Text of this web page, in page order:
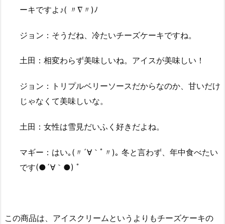
ーキですよ♪( 〃∇〃)ﾉ
ジョン：そうだね、冷たいチーズケーキですね。
土田：相変わらず美味しいね。アイスが美味しい！
ジョン：トリプルベリーソースだからなのか、甘いだけ
じゃなくて美味しいな。
土田：女性は雪見だいふく好きだよね。
マギー：はい｡(〃´∀｀ﾟ〃)｡ 冬と言わず、年中食べたい
です(●´∀｀●) ﾟ
この商品は、アイスクリームというよりもチーズケーキの